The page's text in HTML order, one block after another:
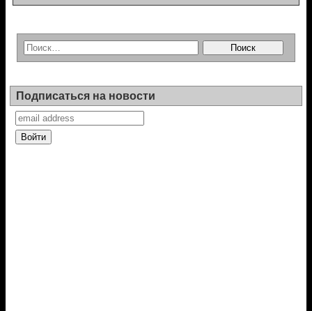
Подписаться на новости